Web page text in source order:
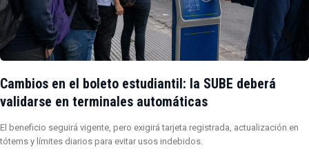
Cambios en el boleto estudiantil: la SUBE deberá
validarse en terminales automáticas
El beneficio seguirá vigente, pero exigirá tarjeta registrada, actualización en
tótems y límites diarios para evitar usos indebidos.